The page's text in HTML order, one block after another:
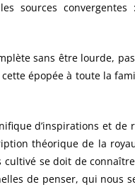
sources
sans être lourde,
épopée à toute la
d’inspirations et de
théorique de la
cultivé se doit de
de penser, qui nous